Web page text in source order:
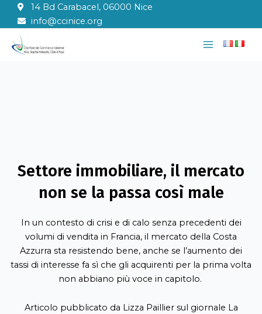
contenuto
14 Bd Carabacel, 06000 Nice
info@ccinice.org
Main
Settore immobiliare, il mercato
non se la passa così male
In un contesto di crisi e di calo senza precedenti dei
volumi di vendita in Francia, il mercato della Costa
Azzurra sta resistendo bene, anche se l’aumento dei
tassi di interesse fa sì che gli acquirenti per la prima volta
non abbiano più voce in capitolo.
Articolo pubblicato da Lizza Paillier sul giornale La